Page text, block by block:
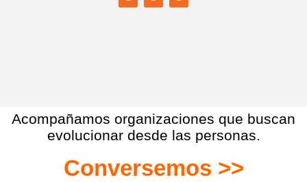
Acompañamos organizaciones que buscan
evolucionar desde las personas.
Conversemos >>